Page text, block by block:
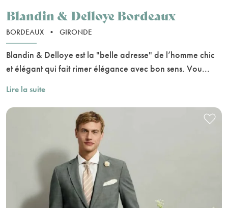
Blandin & Delloye Bordeaux
BORDEAUX • GIRONDE
Blandin & Delloye est la "belle adresse" de l’homme chic
et élégant qui fait rimer élégance avec bon sens. Vou...
Lire la suite